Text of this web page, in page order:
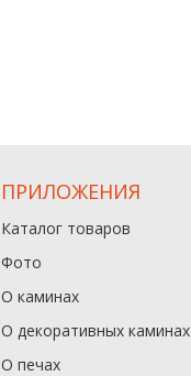
ПРИЛОЖЕНИЯ
Каталог товаров
Фото
О каминах
О декоративных каминах
О печах